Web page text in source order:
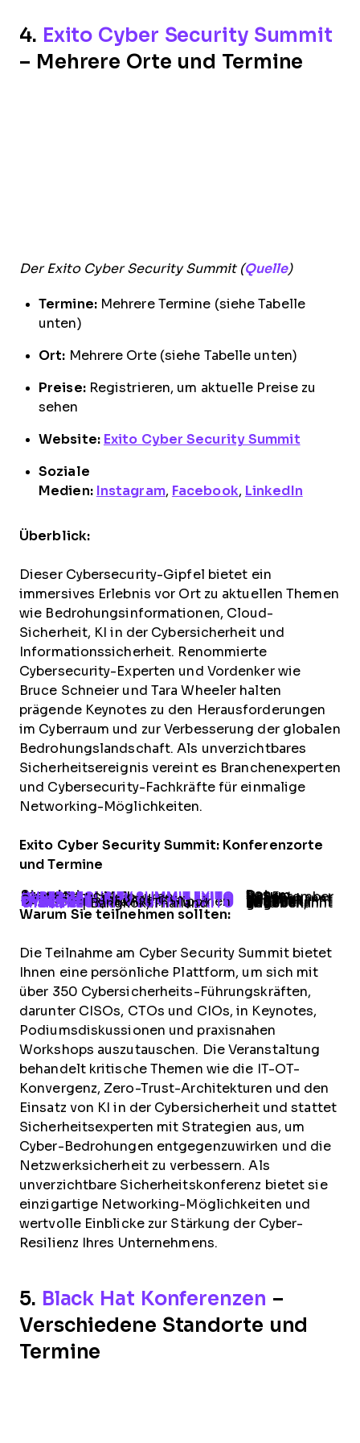
4. Exito Cyber Security Summit
– Mehrere Orte und Termine
Der Exito Cyber Security Summit (Quelle)
Termine:Mehrere Termine (siehe Tabelle
unten)
Ort: Mehrere Orte (siehe Tabelle unten)
Preise: Registrieren, um aktuelle Preise zu
sehen
Website: Exito Cyber Security Summit
Soziale
Medien:
Instagram, Facebook, LinkedIn
Überblick:
Dieser Cybersecurity-Gipfel bietet ein
immersives Erlebnis vor Ort zu aktuellen Themen
wie Bedrohungsinformationen, Cloud-
Sicherheit, KI in der Cybersicherheit und
Informationssicherheit. Renommierte
Cybersecurity-Experten und Vordenker wie
Bruce Schneier und Tara Wheeler halten
prägende Keynotes zu den Herausforderungen
im Cyberraum und zur Verbesserung der globalen
Bedrohungslandschaft. Als unverzichtbares
Sicherheitsereignis vereint es Branchenexperten
und Cybersecurity-Fachkräfte für einmalige
Networking-Möglichkeiten.
Exito Cyber Security Summit: Konferenzorte
und Termine
Standort Datum
CYBER SECURITY SUMMIT EXlTO Australien
| Melbourne, Australien 11. September 2025
CYBER SECURITY SUMMIT EXlTO Singapur| Singapur Wird bekannt gegeben, 2026
CYBER SECURITY SUMMIT EXlTO Südafrika
| Johannesburg, Südafrika Wird bekannt gegeben, 2026
CYBER SECURITY SUMMIT EXlTO Philippinen| Manila, Philippinen Wird bekannt gegeben, 2026
CYBER SECURITY SUMMIT EXlTO Thailand| Bangkok, Thailand
Wird bekannt gegeben, 2026
Warum Sie teilnehmen sollten:
Die Teilnahme am Cyber Security Summit bietet
Ihnen eine persönliche Plattform, um sich mit
über 350 Cybersicherheits-Führungskräften,
darunter CISOs, CTOs und CIOs, in Keynotes,
Podiumsdiskussionen und praxisnahen
Workshops auszutauschen. Die Veranstaltung
behandelt kritische Themen wie die IT-OT-
Konvergenz, Zero-Trust-Architekturen und den
Einsatz von KI in der Cybersicherheit und stattet
Sicherheitsexperten mit Strategien aus, um
Cyber-Bedrohungen entgegenzuwirken und die
Netzwerksicherheit zu verbessern. Als
unverzichtbare Sicherheitskonferenz bietet sie
einzigartige Networking-Möglichkeiten und
wertvolle Einblicke zur Stärkung der Cyber-
Resilienz Ihres Unternehmens.
5. Black Hat Konferenzen –
Verschiedene Standorte und
Termine